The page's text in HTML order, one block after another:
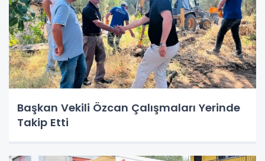
Başkan Vekili Özcan Çalışmaları Yerinde
Takip Etti